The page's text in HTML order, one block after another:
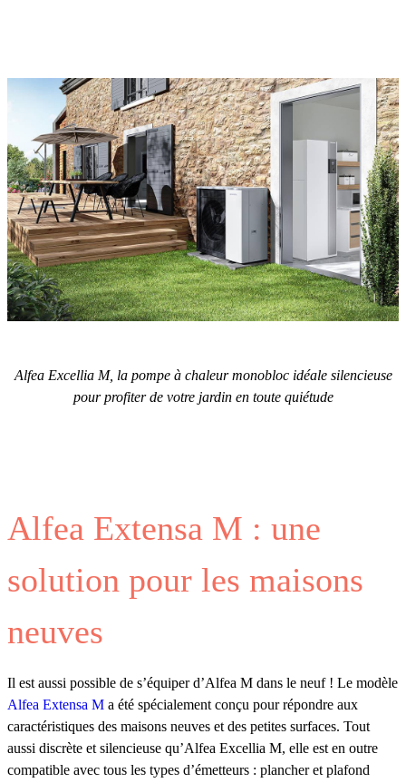
Alfea Excellia M, la pompe à chaleur monobloc idéale silencieuse
pour profiter de votre jardin en toute quiétude
Alfea Extensa M : une
solution pour les maisons
neuves
Il est aussi possible de s’équiper d’Alfea M dans le neuf ! Le modèle
Alfea Extensa M a été spécialement conçu pour répondre aux
caractéristiques des maisons neuves et des petites surfaces. Tout
aussi discrète et silencieuse qu’Alfea Excellia M, elle est en outre
compatible avec tous les types d’émetteurs : plancher et plafond